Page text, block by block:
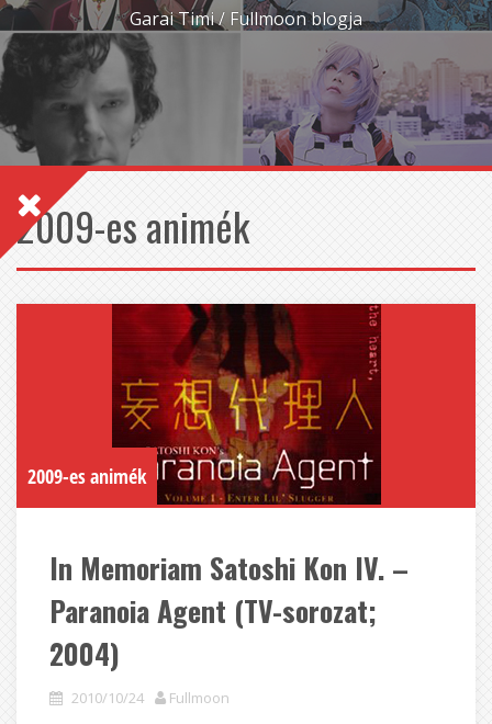
Garai Timi / Fullmoon blogja
2009-es animék
2009-es animék
In Memoriam Satoshi Kon IV. –
Paranoia Agent (TV-sorozat;
2004)
2010/10/24 Fullmoon